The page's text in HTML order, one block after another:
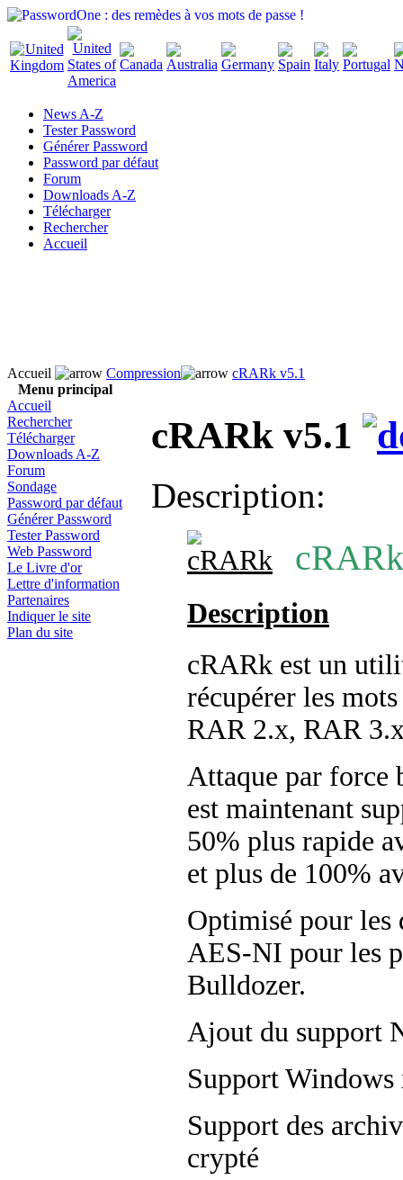
News A-Z
Tester Password
Générer Password
Password par défaut
Forum
Downloads A-Z
Télécharger
Rechercher
Accueil
Accueil Compression
cRARk v5.1
Menu principal
Accueil
Rechercher
Télécharger
Downloads A-Z
Forum
Sondage
Password par défaut
Générer Password
Tester Password
Web Password
Le Livre d'or
Lettre d'information
Partenaires
Indiquer le site
Plan du site
cRARk v5.1
Description:
Description
cRARk est un
récupérer les
RAR 2.x, RAR
Attaque par force
est maintenant
50% plus rapide
et plus de 100%
Optimisé pour
AES-NI pour les
Bulldozer.
Ajout du support
Support Windows
Support des
crypté